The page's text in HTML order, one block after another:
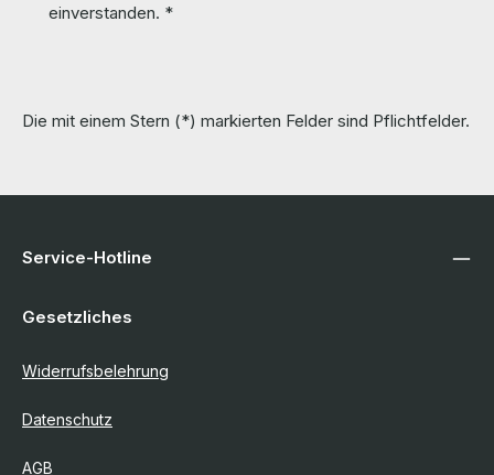
einverstanden. *
Die mit einem Stern (*) markierten Felder sind Pflichtfelder.
Service-Hotline
Gesetzliches
Widerrufsbelehrung
Datenschutz
AGB